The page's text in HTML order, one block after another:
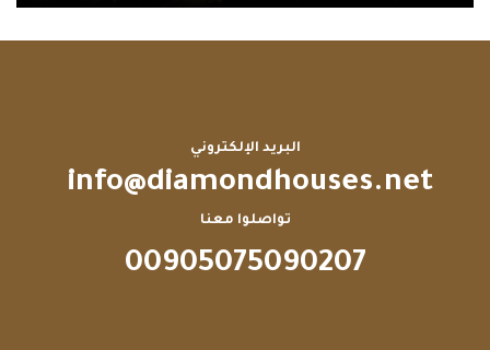
البريد الإلكتروني
info@diamondhouses.net
تواصلوا معنا
00905075090207